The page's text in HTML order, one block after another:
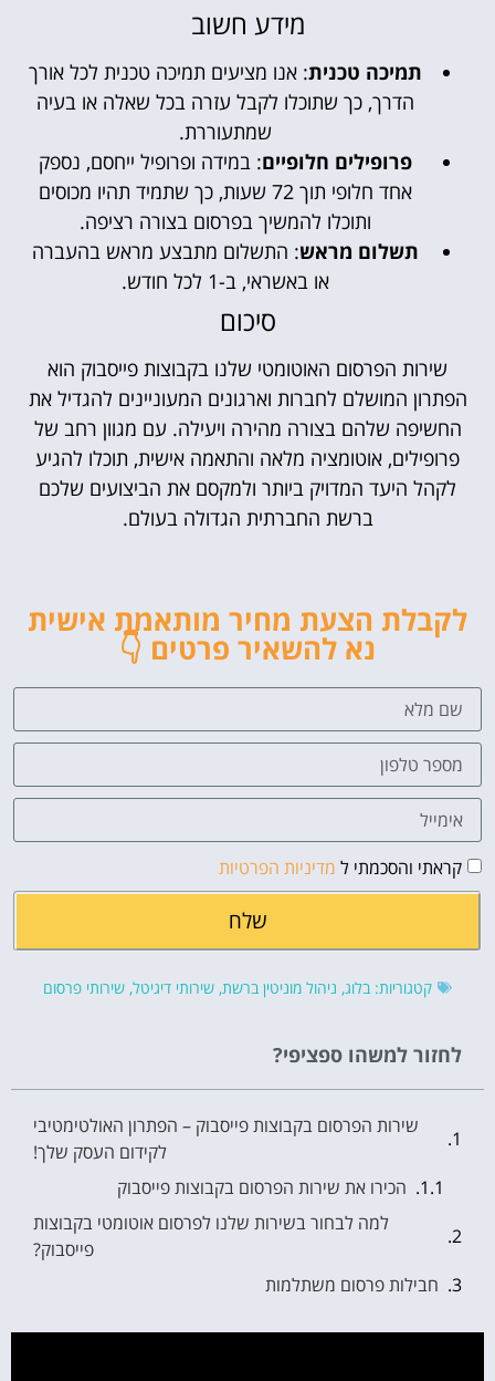
מידע חשוב
תמיכה טכנית: אנו מציעים תמיכה טכנית לכל אורך
הדרך, כך שתוכלו לקבל עזרה בכל שאלה או בעיה
שמתעוררת.
פרופילים חלופיים: במידה ופרופיל ייחסם, נספק
אחד חלופי תוך 72 שעות, כך שתמיד תהיו מכוסים
ותוכלו להמשיך בפרסום בצורה רציפה.
תשלום מראש: התשלום מתבצע מראש בהעברה
או באשראי, ב-1 לכל חודש.
סיכום
שירות הפרסום האוטומטי שלנו בקבוצות פייסבוק הוא
הפתרון המושלם לחברות וארגונים המעוניינים להגדיל את
החשיפה שלהם בצורה מהירה ויעילה. עם מגוון רחב של
פרופילים, אוטומציה מלאה והתאמה אישית, תוכלו להגיע
לקהל היעד המדויק ביותר ולמקסם את הביצועים שלכם
ברשת החברתית הגדולה בעולם.
לקבלת הצעת מחיר מותאמת אישית
נא להשאיר פרטים 👇
קראתי והסכמתי ל מדיניות הפרטיות
שלח
קטגוריות: בלוג, ניהול מוניטין ברשת, שירותי דיגיטל, שירותי פרסום
לחזור למשהו ספציפי?
שירות הפרסום בקבוצות פייסבוק – הפתרון האולטימטיבי
לקידום העסק שלך!
הכירו את שירות הפרסום בקבוצות פייסבוק
למה לבחור בשירות שלנו לפרסום אוטומטי בקבוצות
פייסבוק?
חבילות פרסום משתלמות